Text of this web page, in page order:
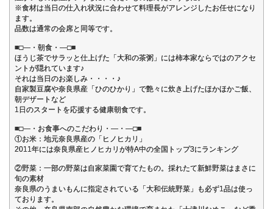
※食材は当日の仕入れ状況に合わせて料理長がアレンジしたお任せになり
ます。
品数は通常の会席と同等です。
■□―・朝食・―□■
ほうじ茶でサラッと仕上げた「大和の茶粥」には柿本家ならではのアクセ
ントが隠れています♪
それは当日のお楽しみ・・・・♪
自家製豆腐や奈良県産「ひのひかり」で艶々に炊き上げたほかほかご飯、
朝デザートなど
1日のスタートを応援する健康朝食です。
■□―・お食事へのこだわり・―・―□■
①お米：地元奈良県産の「ヒノヒカリ」
2011年には奈良県産ヒノヒカリが特A中の全国トップ3にランキング
②野菜：一部の野菜は自家菜園で育てたもの。採れたて新鮮野菜はまさに
旬の素材
奈良県のうまいもんに指定されている「大和伝統野菜」も必ず1品は使っ
ております。